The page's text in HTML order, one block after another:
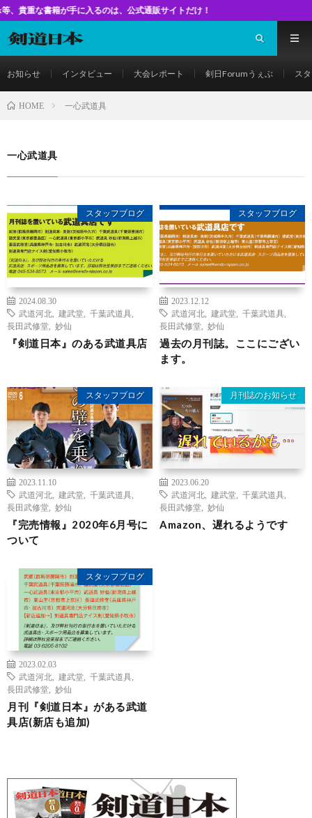
手に入るのは、公式通販サイトだけ！
お知らせ インタビュー 大会レポート 剣日Forumうぇぶ ス
HOME 一心武道具
一心武道具
スタッフブログ
2024.08.30
武道河北
建武堂 千葉武道具
長田武修堂
妙仙
『剣道日本』のある武道具店
スタッフブログ
2023.12.12
武道河北
建武堂 千葉武道具
長田武修堂
妙仙
過去の月刊誌。ここにござい
ます。
スタッフブログ
2023.11.10
武道河北
建武堂 千葉武道具
長田武修堂
妙仙
『完売情報』2020年6月号に
ついて
月刊誌のお知らせ
2023.06.20
武道河北
建武堂 千葉武道具
長田武修堂
妙仙
Amazon、遅れるようです
スタッフブログ
2023.02.03
武道河北
建武堂 千葉武道具
長田武修堂
妙仙
月刊『剣道日本』がある武道
具店(新店も追加)